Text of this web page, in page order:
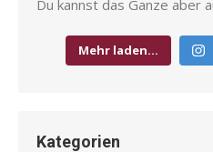
Mehr laden…
Kategorien